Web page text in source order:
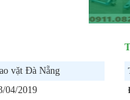
vặt Đà Nẵng
04/2019